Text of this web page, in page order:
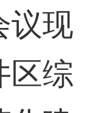
议现
区综